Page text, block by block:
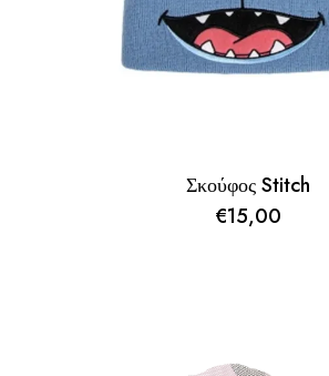
Σκούφος Stitch
€15,00